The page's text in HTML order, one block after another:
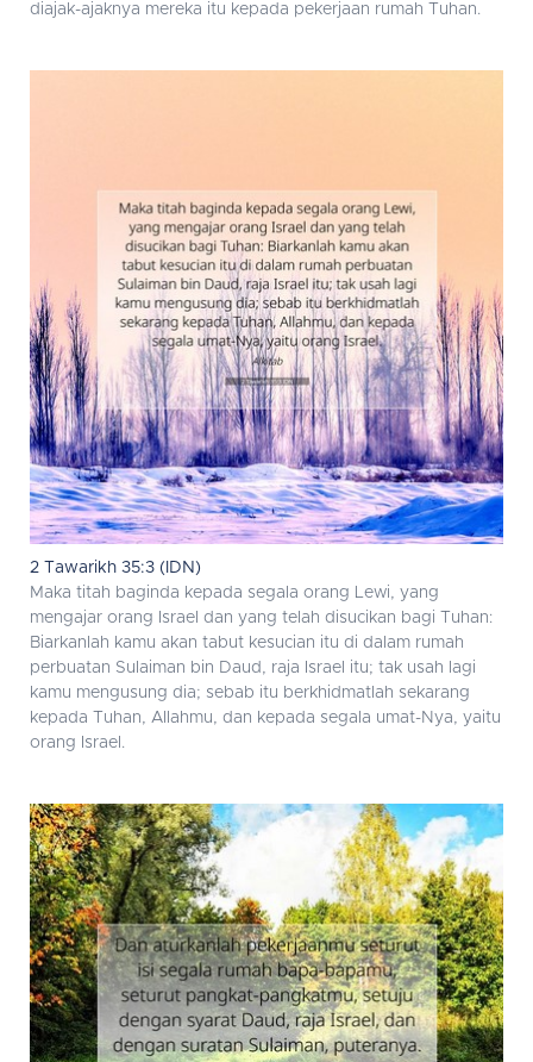
diajak-ajaknya mereka itu kepada pekerjaan rumah Tuhan.
2 Tawarikh 35:3 (IDN)
Maka titah baginda kepada segala orang Lewi, yang
mengajar orang Israel dan yang telah disucikan bagi Tuhan:
Biarkanlah kamu akan tabut kesucian itu di dalam rumah
perbuatan Sulaiman bin Daud, raja Israel itu; tak usah lagi
kamu mengusung dia; sebab itu berkhidmatlah sekarang
kepada Tuhan, Allahmu, dan kepada segala umat-Nya, yaitu
orang Israel.